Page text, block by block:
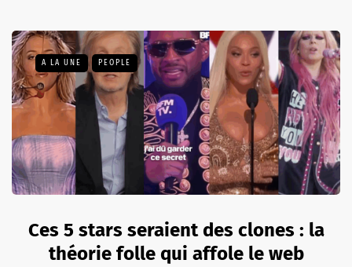
A LA UNE PEOPLE
Ces 5 stars seraient des clones : la
théorie folle qui affole le web